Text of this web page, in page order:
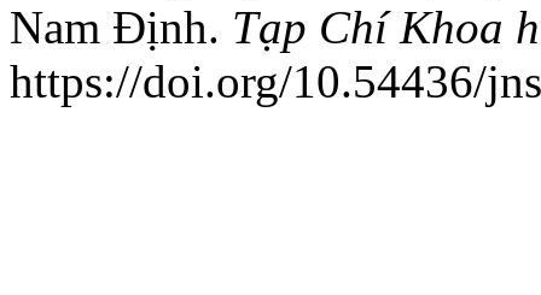
Nam Định. Tạp Chí Khoa
https://doi.org/10.54436/